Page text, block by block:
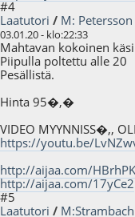
#4
Laatutori / M:
03.01.20 - klo:22:33
Mahtavan kokoinen
Piipulla poltettu alle 20
Pesällistä.
Hinta 95�,�
VIDEO MYYNNISS�,,
https://youtu.be/
http://aijaa.com/HBrhPK
http://aijaa.com/17yCe2
#5
Laatutori /